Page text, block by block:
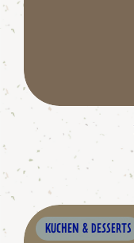
KUCHEN & DESSERTS